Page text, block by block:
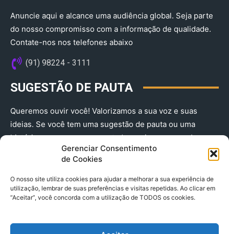
Gerenciar Consentimento
de Cookies
O nosso site utiliza cookies para ajudar a melhorar a sua experiência de
utilização, lembrar de suas preferências e visitas repetidas. Ao clicar em
“Aceitar”, você concorda com a utilização de TODOS os cookies.
Anuncie aqui e alcance uma audiência global. Seja parte
do nosso compromisso com a informação de qualidade.
Contate-nos nos telefones abaixo
(91) 98224 - 3111
SUGESTÃO DE PAUTA
Queremos ouvir você! Valorizamos a sua voz e suas
ideias. Se você tem uma sugestão de pauta ou uma
história que merece ser contada, envie-nos agora!
(91) 98224 - 3111